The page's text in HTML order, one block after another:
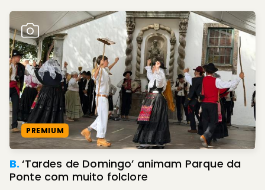
PREMIUM
B.‘Tardes de Domingo’ animam Parque da
Ponte com muito folclore